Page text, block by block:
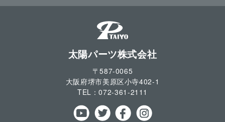
太陽パーツ株式会社
〒587-0065
大阪府堺市美原区小寺402-1
TEL：072-361-2111